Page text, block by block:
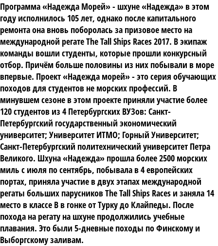
Программа «Надежда Морей» - шхуне «Надежда» в этом
году исполнилось 105 лет, однако после капитального
ремонта она вновь поборолась за призовое место на
международной регате The Tall Ships Races 2017. В экипаж
команды вошли студенты, которые прошли конкурсный
отбор. Причём больше половины из них побывали в море
впервые. Проект «Надежда морей» - это серия обучающих
походов для студентов не морских профессий. В
минувшем сезоне в этом проекте приняли участие более
120 студентов из 4 Петербургских ВУЗов: Санкт-
Петербургский государственный экономический
университет; Университет ИТМО; Горный Университет;
Санкт-Петербургский политехнический университет Петра
Великого. Шхуна «Надежда» прошла более 2500 морских
миль с июля по сентябрь, побывала в 4 европейских
портах, приняла участие в двух этапах международной
регаты больших парусников The Tall Ships Races и заняла 14
место в классе B в гонке от Турку до Клайпеды. После
похода на регату на шхуне продолжились учебные
плавания. Это были 5-дневные походы по Финскому и
Выборгскому заливам.